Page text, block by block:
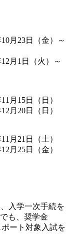
月23日（金）～
月1日（火）～
月15日（日）
月20日（日）
月21日（土）
月25日（金）
入学一次手続を
も、奨学金
ート対象入試を